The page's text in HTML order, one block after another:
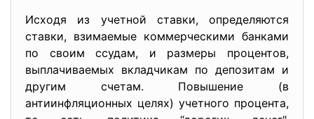
Исходя из учетной ставки, определяются
ставки, взимаемые коммерческими банками
по своим ссудам, и размеры процентов,
выплачиваемых вкладчикам по депозитам и
другим счетам. Повышение (в
антиинфляционных целях) учетного процента,